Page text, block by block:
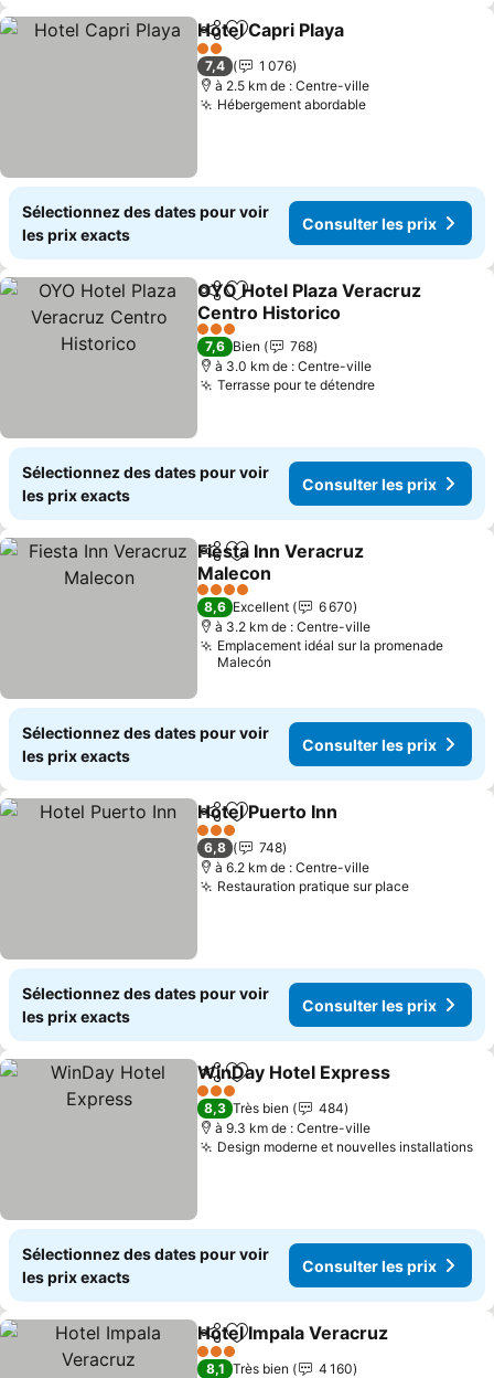
PartagerAjouter à mes favoris
Hotel Capri Playa
2 Étoiles
7,4
1 076
à 2.5 km de : Centre-ville
Hébergement abordableConsulter les
Sélectionnez des dates pour voir
les prix exacts
Consulter les prix
PartagerAjouter à mes favoris
OYO Hotel Plaza Veracruz
Centro Historico
Consulter les prix
3 Étoiles
7,6 Bien
768
à 3.0 km de : Centre-ville
Terrasse pour te détendreConsulter les
Sélectionnez des dates pour voir
les prix exacts
Consulter les prix
PartagerAjouter à mes favoris
Fiesta Inn Veracruz
Malecon
Consulter les prix
4 Étoiles
8,6 Excellent
6 670
à 3.2 km de : Centre-ville
Emplacement idéal sur la promenade
Malecón
Sélectionnez des dates pour voir
les prix exacts
Consulter les prix
PartagerAjouter à mes favoris
Hotel Puerto Inn
3 Étoiles
6,8
748
à 6.2 km de : Centre-ville
Restauration pratique sur place
Sélectionnez des dates pour voir
les prix exacts
Consulter les prix
PartagerAjouter à mes favoris
WinDay Hotel Express
3 Étoiles
8,3 Très bien
484
à 9.3 km de : Centre-ville
Design moderne et nouvelles installations
Sélectionnez des dates pour voir
les prix exacts
Consulter les prix
PartagerAjouter à mes favoris
Hotel Impala Veracruz
3 Étoiles
8,1 Très bien
4 160